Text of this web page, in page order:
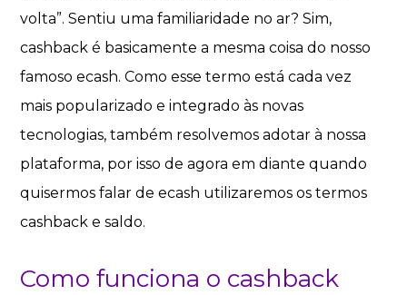
volta”. Sentiu uma familiaridade no ar? Sim,
cashback é basicamente a mesma coisa do nosso
famoso ecash. Como esse termo está cada vez
mais popularizado e integrado às novas
tecnologias, também resolvemos adotar à nossa
plataforma, por isso de agora em diante quando
quisermos falar de ecash utilizaremos os termos
cashback e saldo.
Como funciona o cashback